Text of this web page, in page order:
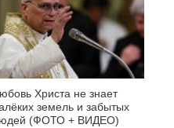
Христа не знает
земель и забытых
(ФОТО + ВИДЕО)